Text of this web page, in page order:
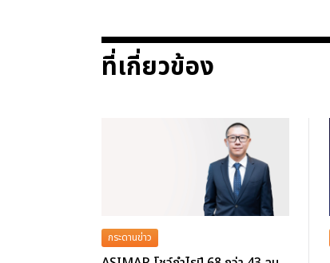
ที่เกี่ยวข้อง
กระดานข่าว